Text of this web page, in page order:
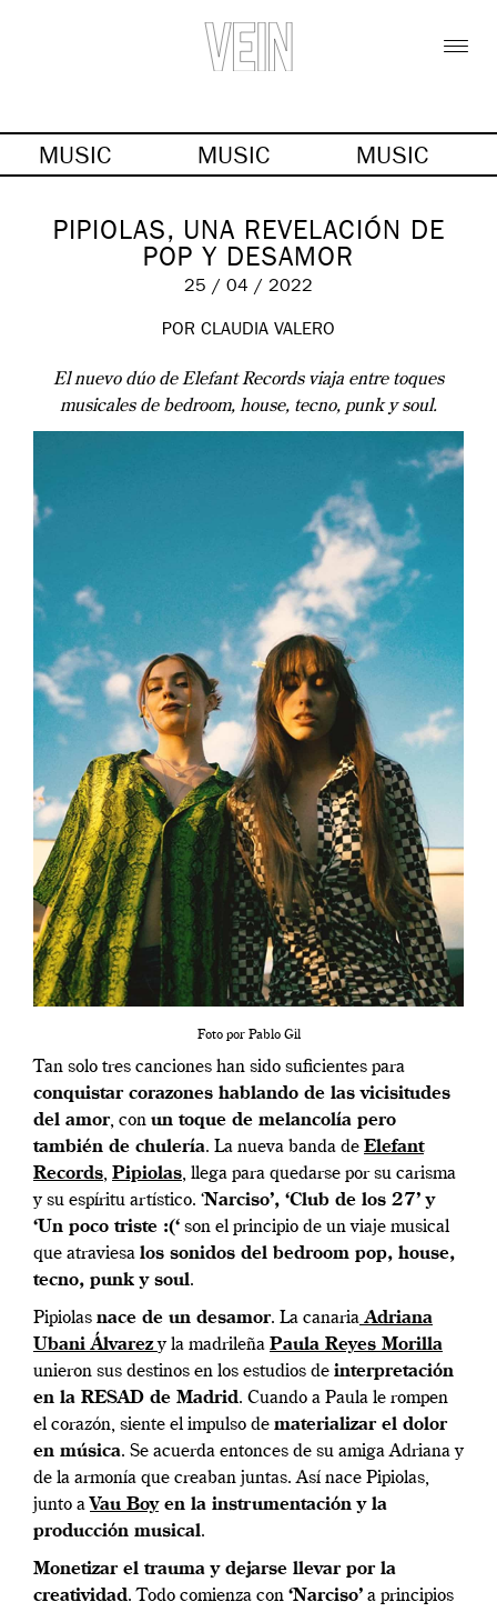
MUSIC MUSIC MUSIC
PIPIOLAS, UNA REVELACIÓN DE
POP Y DESAMOR
25 / 04 / 2022
POR CLAUDIA VALERO
El nuevo dúo de Elefant Records viaja entre toques
musicales de bedroom, house, tecno, punk y soul.
Foto por Pablo Gil
Tan solo tres canciones han sido suficientes para
conquistar corazones hablando de las vicisitudes
del amor, con un toque de melancolía pero
también de chulería. La nueva banda de Elefant
Records, Pipiolas, llega para quedarse por su carisma
y su espíritu artístico. ‘Narciso’, ‘Club de los 27’ y
‘Un poco triste :(‘ son el principio de un viaje musical
que atraviesa los sonidos del bedroom pop, house,
tecno, punk y soul.
Pipiolas nace de un desamor. La canaria Adriana
Ubani Álvarez y la madrileña Paula Reyes Morilla
unieron sus destinos en los estudios de interpretación
en la RESAD de Madrid. Cuando a Paula le rompen
el corazón, siente el impulso de materializar el dolor
en música. Se acuerda entonces de su amiga Adriana y
de la armonía que creaban juntas. Así nace Pipiolas,
junto a Vau Boyen la instrumentación y la
producción musical.
Monetizar el trauma y dejarse llevar por la
creatividad. Todo comienza con ‘Narciso’ a principios